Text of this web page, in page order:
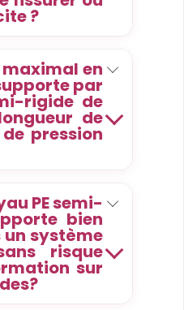
?
en
par
rigide de
de
pression
PE semi-
bien
système
risque
sur